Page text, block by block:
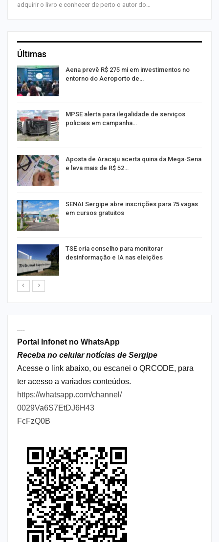
adquirir o livro e conhecer de perto o autor do…
Últimas
Aena prevê R$ 275 mi em investimentos no
entorno do Aeroporto de…
MPSE alerta para ilegalidade de serviços
policiais em campanha…
Aposta de Aracaju acerta quina da Mega-Sena
e leva mais de R$ 52…
SENAI Sergipe abre inscrições para 75 vagas
em cursos gratuitos
TSE cria conselho para monitorar
desinformação e IA nas eleições
----
Portal Infonet no WhatsApp
Receba no celular notícias de Sergipe
Acesse o link abaixo, ou escanei o QRCODE, para
ter acesso a variados conteúdos.
https://whatsapp.com/channel/
0029Va6S7EtDJ6H43
FcFzQ0B